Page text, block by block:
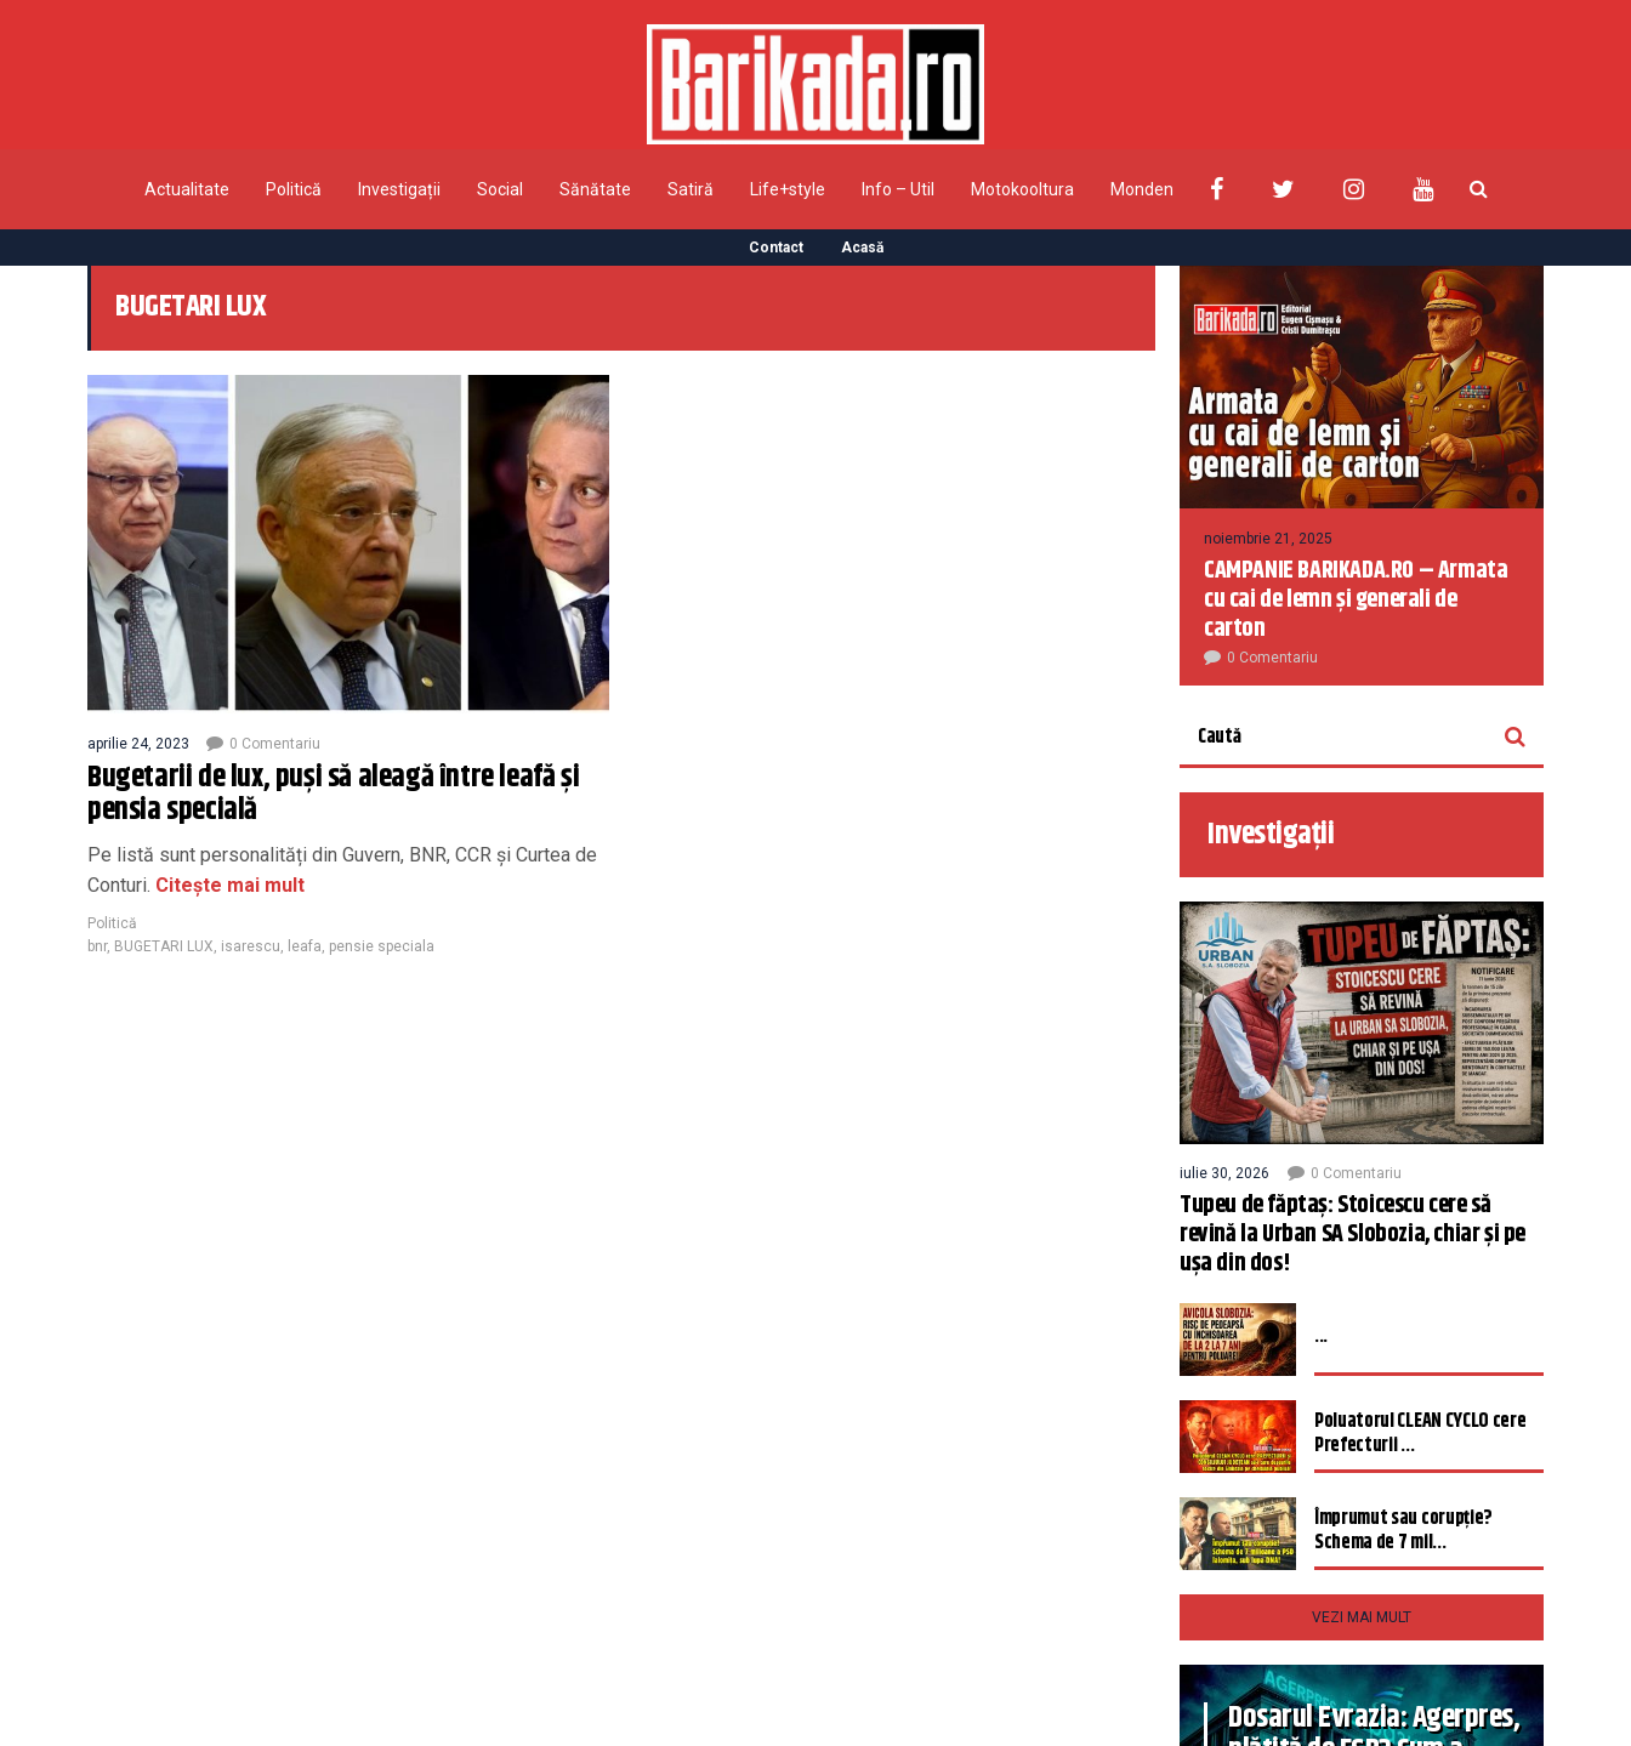
Actualitate Politică Investigații Social Sănătate Satiră Life+style Info – Util Motokooltura Monden
Contact Acasă
BUGETARI LUX
aprilie 24, 2023 0 Comentariu
Bugetarii de lux, puși să aleagă între leafă și
pensia specială
Pe listă sunt personalități din Guvern, BNR, CCR şi Curtea de
Conturi. Citește mai mult
Politică
bnr, BUGETARI LUX isarescu leafa pensie speciala
noiembrie 21, 2025
CAMPANIE BARIKADA.RO – Armata
cu cai de lemn și generali de
carton
0 Comentariu
Investigații
iulie 30, 2026 0 Comentariu
Tupeu de făptaș: Stoicescu cere să
revină la Urban SA Slobozia, chiar și pe
ușa din dos!
...
Poluatorul CLEAN CYCLO cere
Prefecturii ...
Împrumut sau corupție?
Schema de 7 mil...
VEZI MAI MULT
Dosarul Evrazia: Agerpres,